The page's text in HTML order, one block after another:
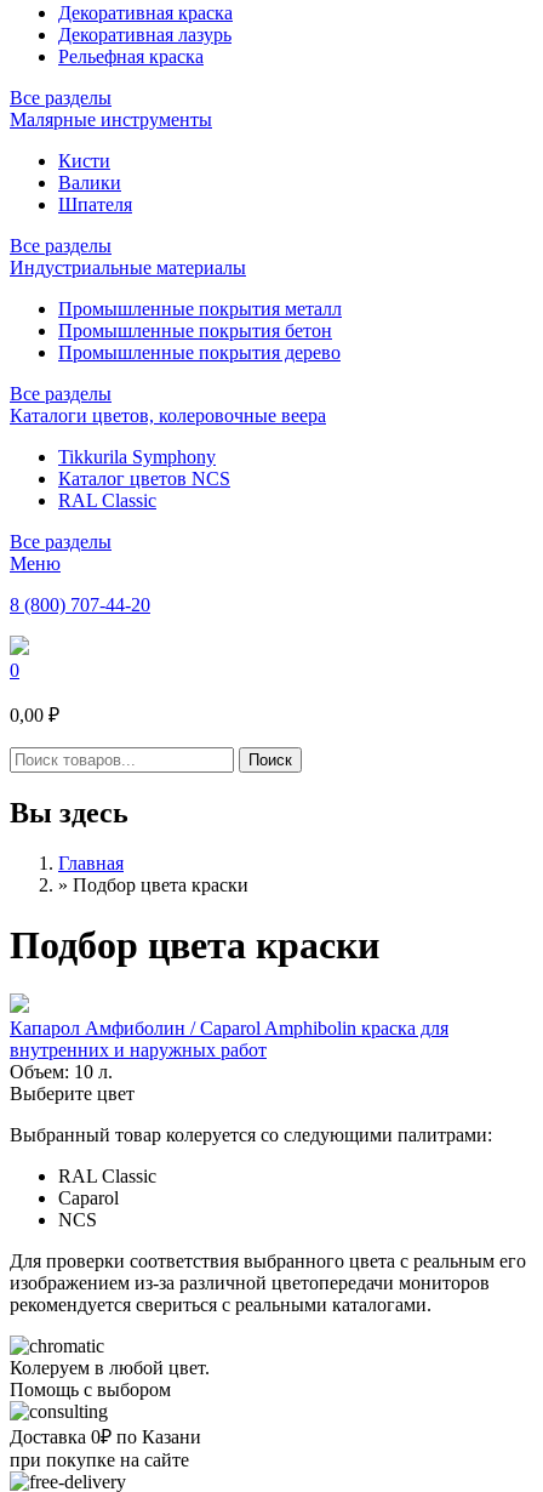
Декоративная краска
Декоративная лазурь
Рельефная краска
Все разделы
Малярные инструменты
Кисти
Валики
Шпателя
Все разделы
Индустриальные материалы
Промышленные покрытия металл
Промышленные покрытия бетон
Промышленные покрытия дерево
Все разделы
Каталоги цветов, колеровочные веера
Tikkurila Symphony
Каталог цветов NCS
RAL Classic
Все разделы
Меню
8 (800) 707-44-20
0
0,00 ₽
Вы здесь
Главная
» Подбор цвета краски
Подбор цвета краски
Капарол Амфиболин / Caparol Amphibolin краска для
внутренних и наружных работ
Объем: 10 л.
Выберите цвет
Выбранный товар колеруется со следующими палитрами:
RAL Classic
Caparol
NCS
Для проверки соответствия выбранного цвета с реальным его
изображением из-за различной цветопередачи мониторов
рекомендуется свериться с реальными каталогами.
Колеруем в любой цвет.
Помощь с выбором
Доставка 0₽ по Казани
при покупке на сайте